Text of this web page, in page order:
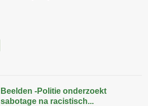
Beelden -Politie onderzoekt
sabotage na racistisch...